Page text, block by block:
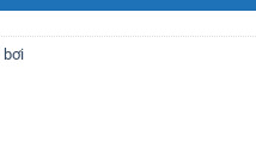
bơi